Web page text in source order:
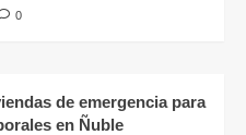
0
de emergencia para
en Ñuble